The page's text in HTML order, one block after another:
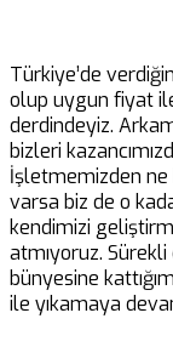
Türkiye’de
olup uygun fiyat
derdindeyiz.
bizleri
İşletmemizden
varsa biz de o
kendimizi
atmıyoruz.
bünyesine
ile yıkamaya